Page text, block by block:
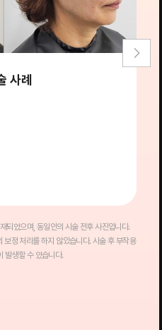
사례
되었으며, 동일인의 시술 전후 사진입니다.
정 처리를 하지 않았습니다. 시술 후 부작용
발생할 수 있습니다.